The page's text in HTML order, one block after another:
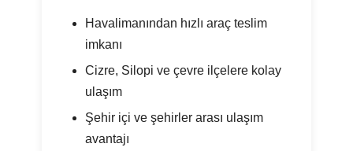
Havalimanından hızlı araç teslim
imkanı
Cizre, Silopi ve çevre ilçelere kolay
ulaşım
Şehir içi ve şehirler arası ulaşım
avantajı